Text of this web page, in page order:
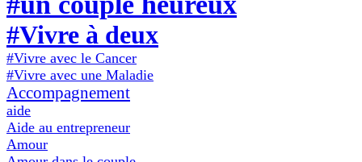
#Vivre à deux
#Vivre avec le Cancer
#Vivre avec une Maladie
Accompagnement
aide
Aide au entrepreneur
Amour